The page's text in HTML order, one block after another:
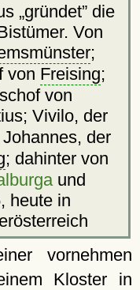
gründet die
Von
;
von Freising;
von
Vivilo, der
Johannes, der
; dahinter von
und
heute in
vornehmen
Kloster in